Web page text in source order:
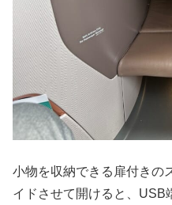
小物を収納できる扉付きの
イドさせて開けると、USB